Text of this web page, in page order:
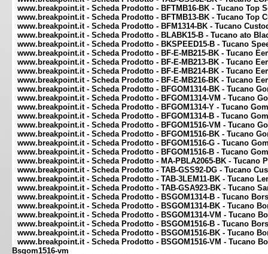
www.breakpoint.it - Scheda Prodotto - BFTMB16-BK - Tucano Top
www.breakpoint.it - Scheda Prodotto - BFTMB13-BK - Tucano Top
www.breakpoint.it - Scheda Prodotto - BFM1314-BK - Tucano
www.breakpoint.it - Scheda Prodotto - BLABK15-B - Tucano ato
www.breakpoint.it - Scheda Prodotto - BKSPEED15-B - Tucano
www.breakpoint.it - Scheda Prodotto - BF-E-MB215-BK - Tucano
www.breakpoint.it - Scheda Prodotto - BF-E-MB213-BK - Tucano
www.breakpoint.it - Scheda Prodotto - BF-E-MB214-BK - Tucano
www.breakpoint.it - Scheda Prodotto - BF-E-MB216-BK - Tucano
www.breakpoint.it - Scheda Prodotto - BFGOM1314-BK - Tucano
www.breakpoint.it - Scheda Prodotto - BFGOM1314-VM - Tucano
www.breakpoint.it - Scheda Prodotto - BFGOM1314-Y - Tucano
www.breakpoint.it - Scheda Prodotto - BFGOM1314-B - Tucano
www.breakpoint.it - Scheda Prodotto - BFGOM1516-VM - Tucano
www.breakpoint.it - Scheda Prodotto - BFGOM1516-BK - Tucano
www.breakpoint.it - Scheda Prodotto - BFGOM1516-G - Tucano
www.breakpoint.it - Scheda Prodotto - BFGOM1516-B - Tucano
www.breakpoint.it - Scheda Prodotto - MA-PBLA2065-BK - Tucano
www.breakpoint.it - Scheda Prodotto - TAB-GSS92-DG - Tucano
www.breakpoint.it - Scheda Prodotto - TAB-3LEM11-BK - Tucano
www.breakpoint.it - Scheda Prodotto - TAB-GSA923-BK - Tucano
www.breakpoint.it - Scheda Prodotto - BSGOM1314-B - Tucano
www.breakpoint.it - Scheda Prodotto - BSGOM1314-BK - Tucano
www.breakpoint.it - Scheda Prodotto - BSGOM1314-VM - Tucano
www.breakpoint.it - Scheda Prodotto - BSGOM1516-B - Tucano
www.breakpoint.it - Scheda Prodotto - BSGOM1516-BK - Tucano
www.breakpoint.it - Scheda Prodotto - BSGOM1516-VM - Tucano
Bsgom1516-vm